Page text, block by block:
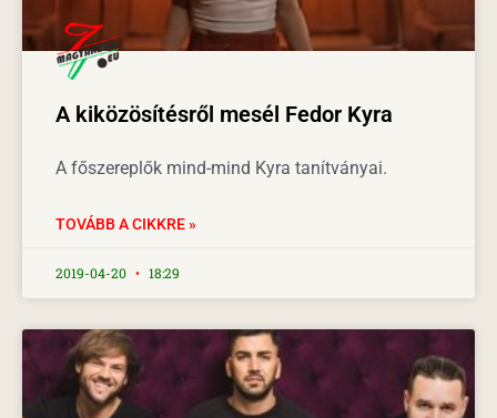
A kiközösítésről mesél Fedor Kyra
A főszereplők mind-mind Kyra tanítványai.
TOVÁBB A CIKKRE »
2019-04-20 18:29